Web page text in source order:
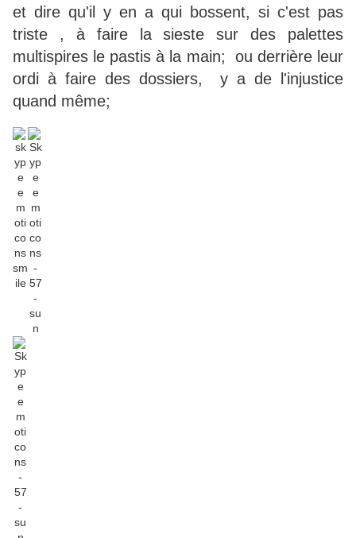
et dire qu'il y en a qui bossent, si c'est pas
triste , à faire la sieste sur des palettes
multispires le pastis à la main; ou derrière leur
ordi à faire des dossiers, y a de l'injustice
quand même;